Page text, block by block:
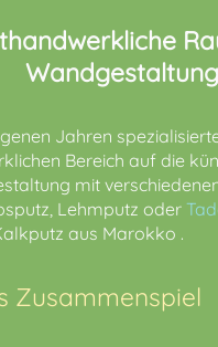
Wandgestaltung
Jahren
Bereich auf die
mit
Lehmputz oder
aus Marokko .
Zusammenspiel